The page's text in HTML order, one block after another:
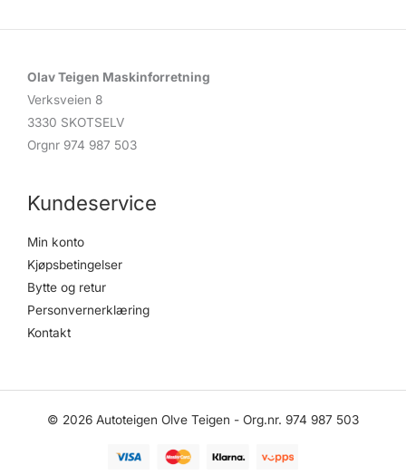
Olav Teigen Maskinforretning
Verksveien 8
3330 SKOTSELV
Orgnr 974 987 503
Kundeservice
Min konto
Kjøpsbetingelser
Bytte og retur
Personvernerklæring
Kontakt
© 2026 Autoteigen Olve Teigen - Org.nr. 974 987 503